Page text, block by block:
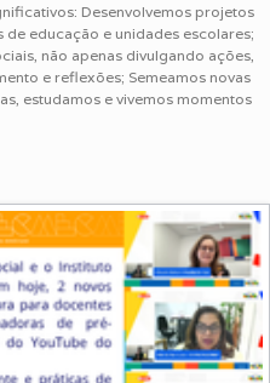
Desenvolvemos projetos
educação e unidades escolares;
não apenas divulgando ações,
e reflexões; Semeamos novas
estudamos e vivemos momentos